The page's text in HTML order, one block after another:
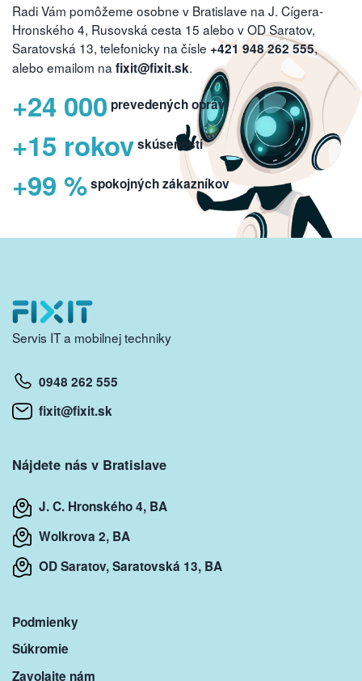
Radi Vám pomôžeme osobne v Bratislave na J. Cígera-
Hronského 4, Rusovská cesta 15 alebo v OD Saratov,
Saratovská 13, telefonicky na čísle +421 948 262 555,
alebo emailom na fixit@fixit.sk.
+24 000 prevedených opráv
+15 rokovskúseností
+99 %spokojných zákazníkov
Servis IT a mobilnej techniky
0948 262 555
fixit@fixit.sk
Nájdete nás v Bratislave
J. C. Hronského 4, BA
Wolkrova 2, BA
OD Saratov, Saratovská 13, BA
Podmienky
Súkromie
Zavolajte nám